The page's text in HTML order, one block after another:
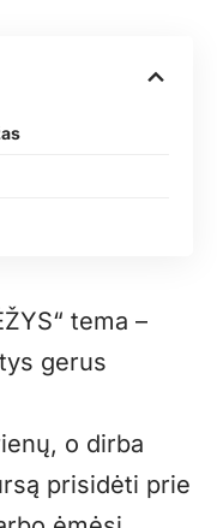
tema –
gerus
o dirba
prisidėti prie